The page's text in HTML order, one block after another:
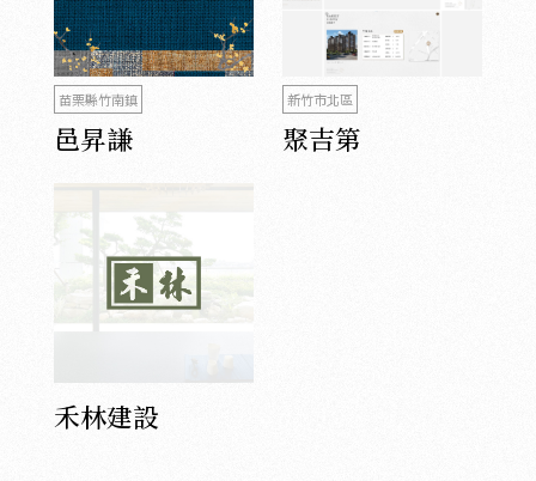
苗栗縣竹南鎮
邑昇謙
新竹市北區
聚吉第
禾林建設